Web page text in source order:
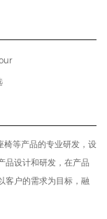
椅等产品的专业研发，设
品设计和研发，在产品
客户的需求为目标，融